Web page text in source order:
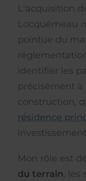
L'acquisition
Locquémeau
pointue du
identifier les
précisément
construction,
résidence
Mon rôle est
du terrain, les